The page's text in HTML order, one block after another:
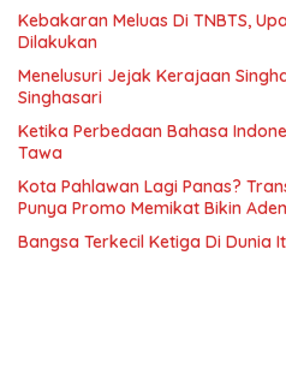
Kebakaran Meluas Di TNBTS,
Dilakukan
Menelusuri Jejak Kerajaan
Singhasari
Ketika Perbedaan Bahasa
Tawa
Kota Pahlawan Lagi Panas?
Punya Promo Memikat Bikin
Bangsa Terkecil Ketiga Di Dunia